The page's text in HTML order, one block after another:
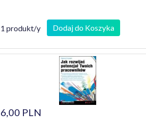
1 produkt/y Dodaj do Koszyka
6,00 PLN